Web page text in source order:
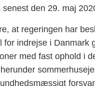
den 29. maj
at regeringen har
indrejse i Danmark
med fast ophold i